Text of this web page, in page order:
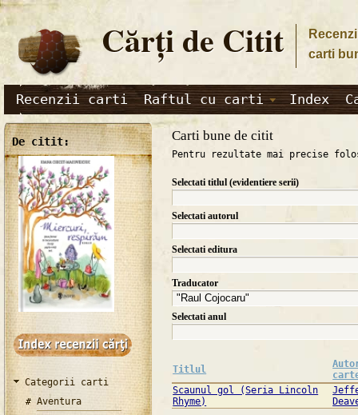
Cărţi de Citit
carti
Recenzii carti Raftul cu carti Index
De citit:
Categorii carti
Aventura
Carti bune de citit
Pentru rezultate mai precise
Selectati titlul (evidentiere serii)
Selectati autorul
Selectati editura
Traducator
Selectati anul
Titlul
Scaunul gol (Seria Lincoln
Rhyme)